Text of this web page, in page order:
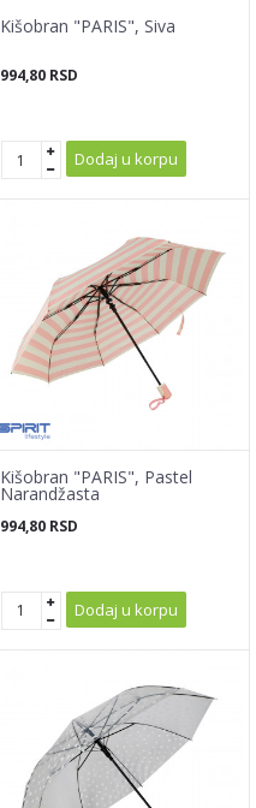
Kišobran "PARIS", Siva
994,80 RSD
Dodaj u korpu
Kišobran "PARIS", Pastel
Narandžasta
994,80 RSD
Dodaj u korpu